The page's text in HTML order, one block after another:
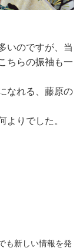
いのですが、当
ちらの振袖も一
なれる、藤原の
りでした。
も新しい情報を発